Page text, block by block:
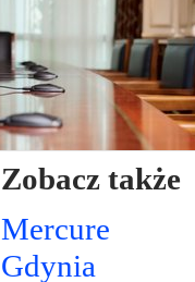
Zobacz także
Mercure
Gdynia